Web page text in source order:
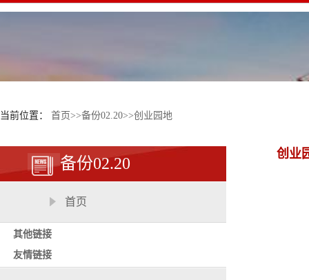
当前位置： 首页>>备份02.20>>创业园地
备份02.20
首页
其他链接
友情链接
创业